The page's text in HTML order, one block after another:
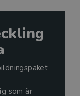
som är